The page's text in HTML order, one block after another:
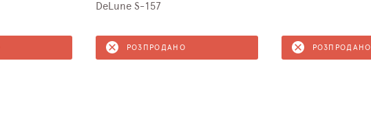
DeLune S-157
РОЗПРОДАНО РОЗПРОДАНО